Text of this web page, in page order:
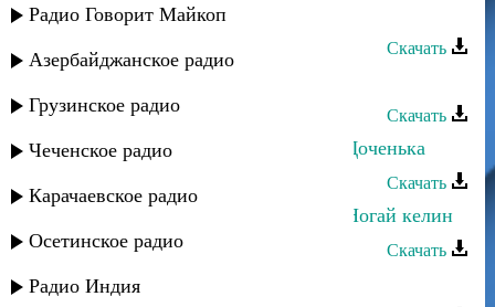
Радио Говорит Майкоп
Азербайджанское радио
Грузинское радио
Чеченское радио
Карачаевское радио
Осетинское радио
Радио Индия
Руслан Гасанов - Твой взгляд
Скачать
Скачать
Руслан Яриков и Лина Ярикова - Доченька
Скачать
Руслан Яриков и Лина Ярикова - Ногай келин
Скачать
Руслан Гасанов - Подари